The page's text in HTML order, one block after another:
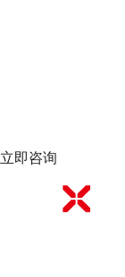
立即咨询